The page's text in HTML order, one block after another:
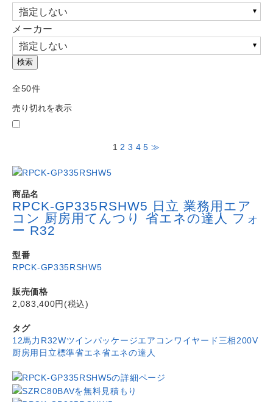
Call a store
お見積り依頼はこちら
メーカー
検索
全50件
売り切れを表示
1 2 3 4 5 ≫
商品名
RPCK-GP335RSHW5 日立 業務用エア
コン 厨房用てんつり 省エネの達人 フォ
ー R32
型番
RPCK-GP335RSHW5
販売価格
2,083,400円(税込)
タグ
12馬力 R32Wツインパッケージエアコンワイヤード 三相200V
厨房用 日立標準省エネ省エネの達人